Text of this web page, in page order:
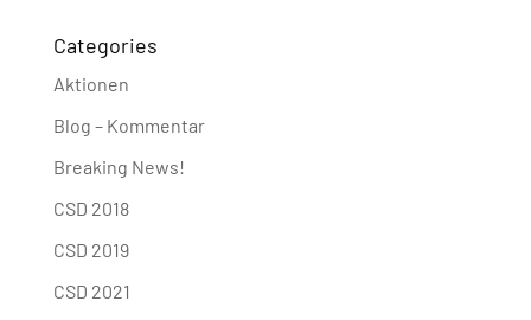
Categories
Aktionen
Blog – Kommentar
Breaking News!
CSD 2018
CSD 2019
CSD 2021